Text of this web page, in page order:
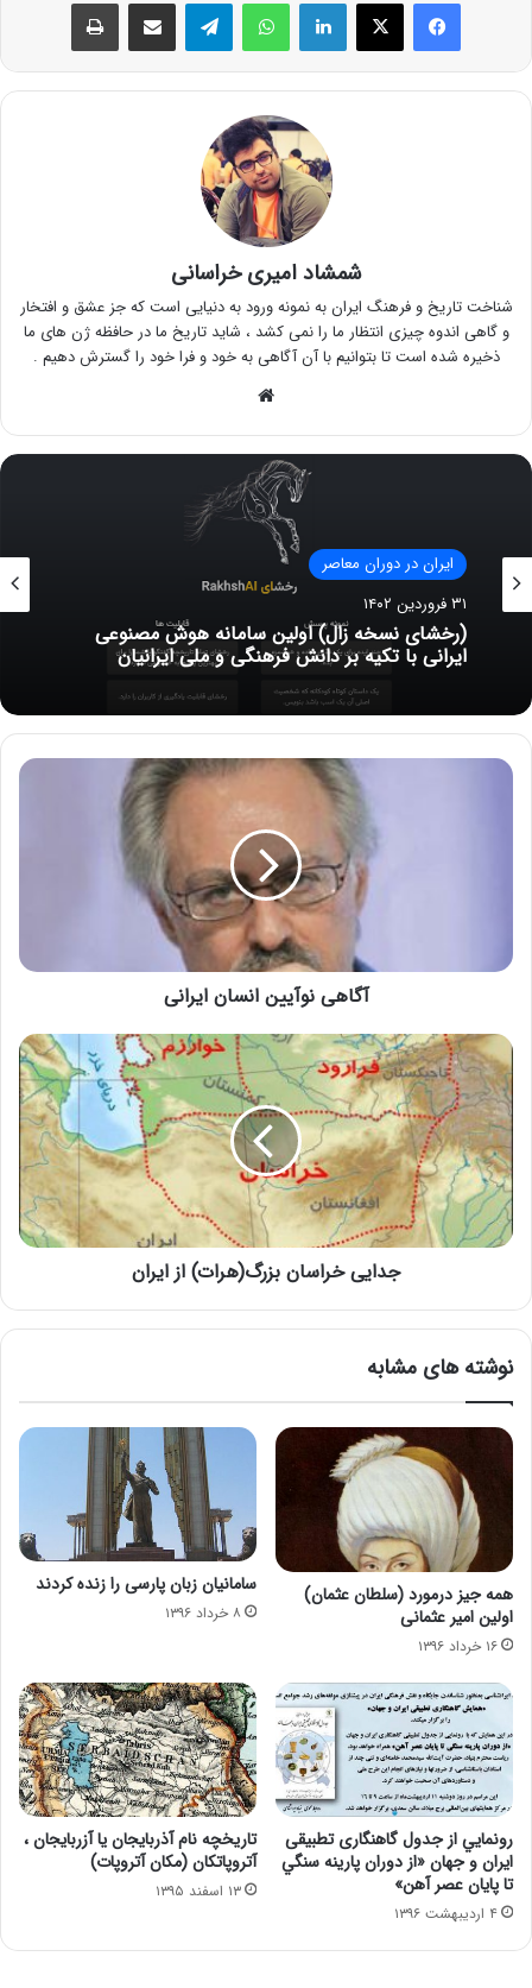
شمشاد امیری خراسانی
شناخت تاریخ و فرهنگ ایران به نمونه ورود به دنیایی است که جز عشق و افتخار
و گاهی اندوه چیزی انتظار ما را نمی کشد ، شاید تاریخ ما در حافظه ژن های ما
ذخیره شده است تا بتوانیم با آن آگاهی به خود و فرا خود را گسترش دهیم .
ایران در دوران معاصر
۳۱ فروردین ۱۴۰۲
(رخشای نسخه زال) اولین سامانه هوش مصنوعی
ایرانی با تکیه بر دانش فرهنگی و ملی ایرانیان
آگاهی نوآیین انسان ایرانی
جدایی خراسان بزرگ(هرات) از ایران
نوشته های مشابه
همه جیز درمورد (سلطان عثمان)
اولین امیر عثمانی
۱۶ خرداد ۱۳۹۶
سامانیان زبان پارسی را زنده كردند
۸ خرداد ۱۳۹۶
رونمايي از جدول گاهنگاری تطبيقی
ايران و جهان «از دوران پارينه سنگي
تا پايان عصر آهن»
۴ اردیبهشت ۱۳۹۶
تاریخچه نام آذربایجان یا آزربایجان ،
آتروپاتکان (مکان آتروپات)
۱۳ اسفند ۱۳۹۵